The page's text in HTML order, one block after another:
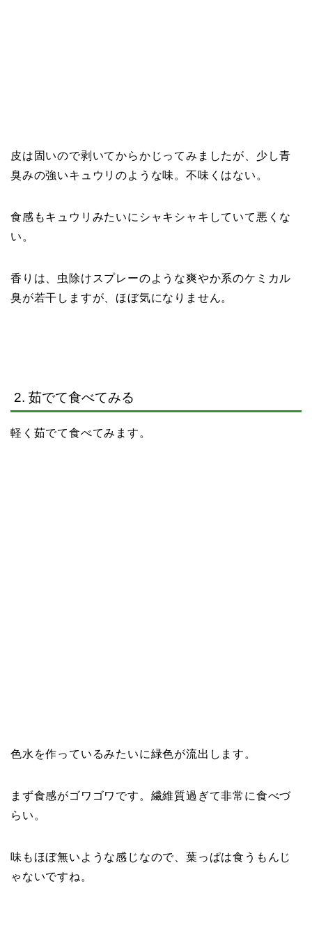
皮は固いので剥いてからかじってみましたが、少し青
臭みの強いキュウリのような味。不味くはない。
食感もキュウリみたいにシャキシャキしていて悪くな
い。
香りは、虫除けスプレーのような爽やか系のケミカル
臭が若干しますが、ほぼ気になりません。
2. 茹でて食べてみる
軽く茹でて食べてみます。
色水を作っているみたいに緑色が流出します。
まず食感がゴワゴワです。繊維質過ぎて非常に食べづ
らい。
味もほぼ無いような感じなので、葉っぱは食うもんじ
ゃないですね。